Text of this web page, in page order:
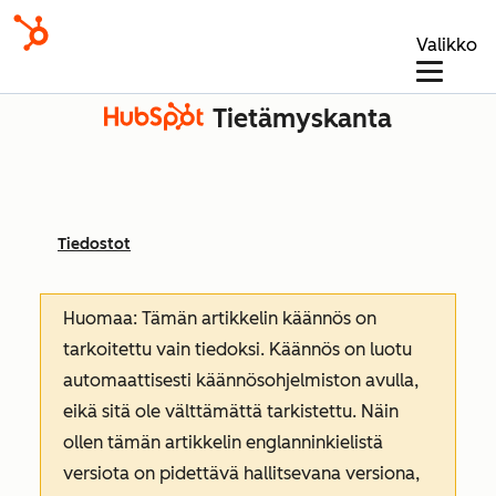
Valikko
Tietämyskanta
Tiedostot
Huomaa: Tämän artikkelin käännös on
tarkoitettu vain tiedoksi. Käännös on luotu
automaattisesti käännösohjelmiston avulla,
eikä sitä ole välttämättä tarkistettu. Näin
ollen tämän artikkelin englanninkielistä
versiota on pidettävä hallitsevana versiona,